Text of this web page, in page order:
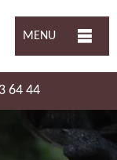
MENU
64 44